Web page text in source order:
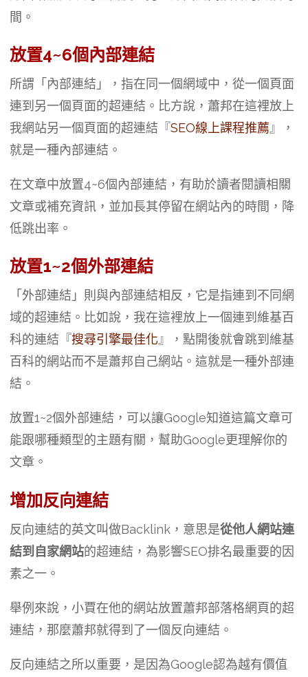
間。
放置4~6個內部連結
所謂「內部連結」，指在同一個網域中，從一個頁面
連到另一個頁面的超連結。比方說，蕭邦在這裡放上
我網站另一個頁面的超連結『SEO線上課程推薦 』，
就是一種內部連結。
在文章中放置4~6個內部連結，有助於讀者閱讀相關
文章或補充資訊，並加長其停留在網站內的時間，降
低跳出率。
放置1~2個外部連結
「外部連結」則與內部連結相反，它是指連到不同網
域的超連結。比如說，我在這裡放上一個連到維基百
科的連結『搜尋引擎最佳化』，點開後就會跳到維基
百科的網站而不是蕭邦自己網站。這就是一種外部連
結。
放置1~2個外部連結，可以讓Google知道這篇文章可
能跟哪種類型的主題有關，幫助Google更理解你的
文章。
增加反向連結
反向連結的英文叫做Backlink，意思是從他人網站連
結到自家網站的超連結，為影響SEO排名最重要的因
素之一。
舉例來說，小賈在他的網站放置蕭邦部落格網頁的超
連結，那麼蕭邦就得到了一個反向連結。
反向連結之所以重要，是因為Google認為越有價值